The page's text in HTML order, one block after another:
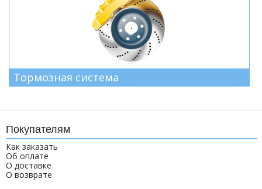
Тормозная система
Покупателям
Как заказать
Об оплате
О доставке
О возврате